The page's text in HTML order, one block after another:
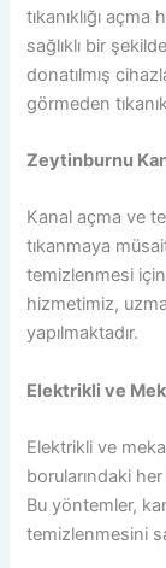
tıkanıklığı
sağlıklı bir
donatılmış
görmeden
Zeytinburnu
Kanal açma ve
tıkanmaya
temizlenmesi
hizmetimiz,
yapılmaktadır.
Elektrikli ve
Elektrikli ve
borularındaki her
Bu yöntemler,
temizlenmesini